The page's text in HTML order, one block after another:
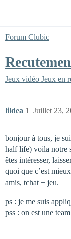
Forum Clubic
Jeux vidéo Jeux en
lildea Juillet 23,
1
bonjour à tous, je
half life) voila notre
êtes intéresser,
quoi que c’est
amis, tchat + jeu.
ps : je me suis
pss : on est une